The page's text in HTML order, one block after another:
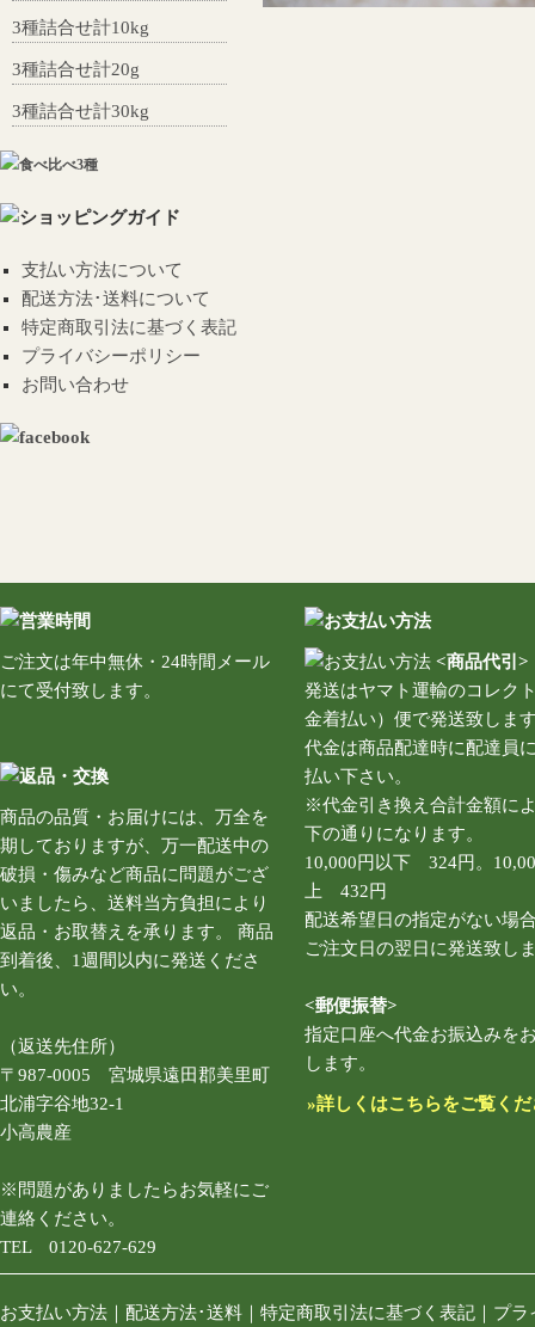
3種詰合せ計10kg
3種詰合せ計20g
3種詰合せ計30kg
支払い方法について
配送方法･送料について
特定商取引法に基づく表記
プライバシーポリシー
お問い合わせ
ご注文は年中無休・24時間メール
にて受付致します。
商品の品質・お届けには、万全を
期しておりますが、万一配送中の
破損・傷みなど商品に問題がござ
いましたら、送料当方負担により
返品・お取替えを承ります。 商品
到着後、1週間以内に発送くださ
い。
（返送先住所）
〒987-0005 宮城県遠田郡美里町
北浦字谷地32-1
小高農産
※問題がありましたらお気軽にご
連絡ください。
TEL 0120-627-629
<商品代引>
発送はヤマト運輸のコレク
金着払い）便で発送致しま
代金は商品配達時に配達員
払い下さい。
※代金引き換え合計金額に
下の通りになります。
10,000円以下 324円。
上 432円
配送希望日の指定がない場
ご注文日の翌日に発送致し
<郵便振替>
指定口座へ代金お振込みを
します。
»詳しくはこちらをご覧く
お支払い方法 配送方法･送料 特定商取引法に基づく表記 プラ